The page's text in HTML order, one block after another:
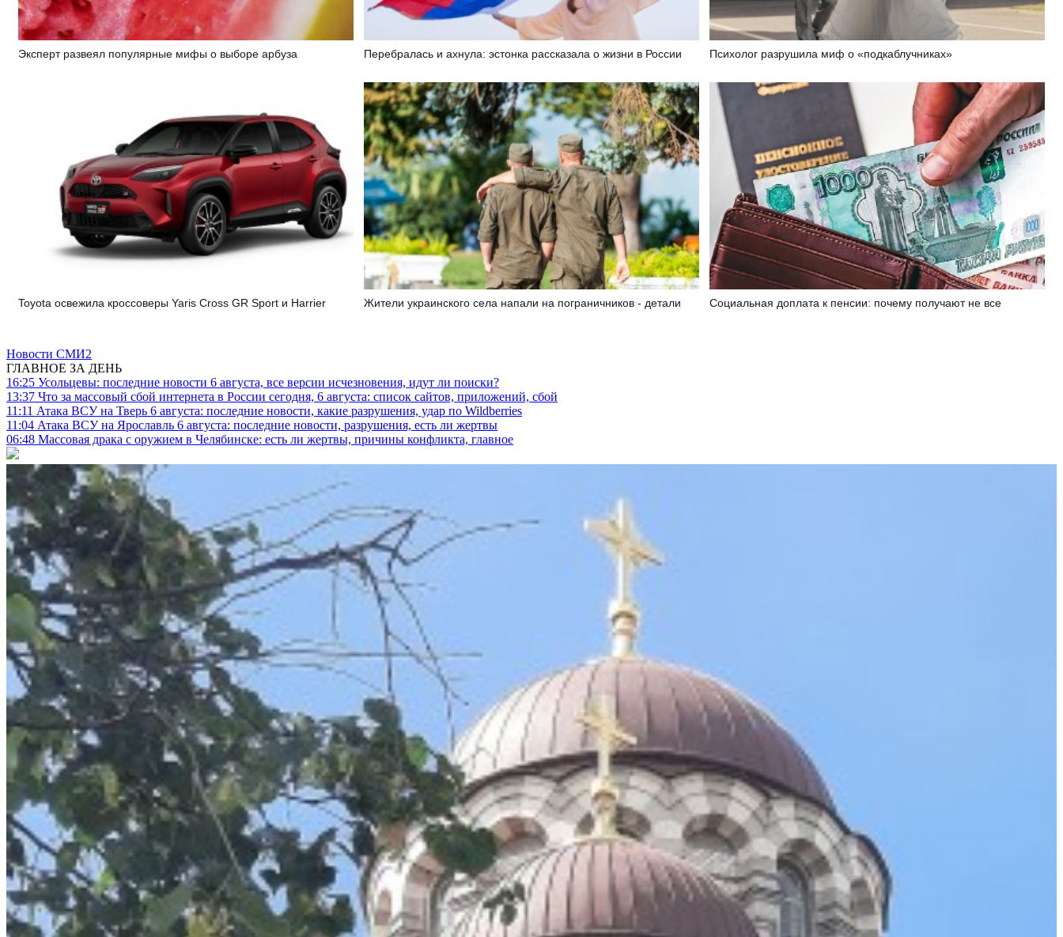
Эксперт развеял популярные мифы о выборе арбуза Перебралась и ахнула: эстонка рассказала о жизни в России Психолог разрушила миф о «подкаблучниках»
Toyota освежила кроссоверы Yaris Cross GR Sport и Harrier Жители украинского села напали на пограничников - детали Социальная доплата к пенсии: почему получают не все
Новости СМИ2
ГЛАВНОЕ ЗА ДЕНЬ
16:25 Усольцевы: последние новости 6 августа, все версии исчезновения, идут ли поиски?
13:37 Что за массовый сбой интернета в России сегодня, 6 августа: список сайтов, приложений, сбой
11:11 Атака ВСУ на Тверь 6 августа: последние новости, какие разрушения, удар по Wildberries
11:04 Атака ВСУ на Ярославль 6 августа: последние новости, разрушения, есть ли жертвы
06:48 Массовая драка с оружием в Челябинске: есть ли жертвы, причины конфликта, главное